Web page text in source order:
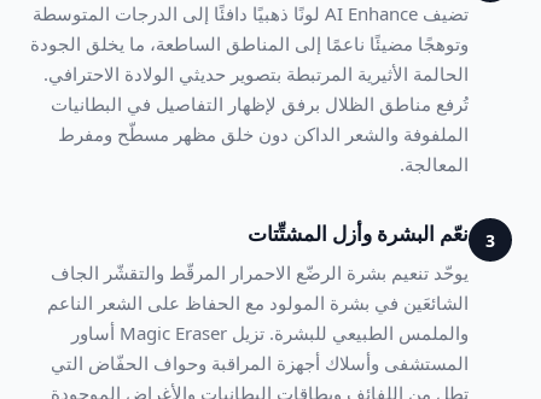
تضيف AI Enhance لونًا ذهبيًا دافئًا إلى الدرجات المتوسطة
وتوهجًا مضيئًا ناعمًا إلى المناطق الساطعة، ما يخلق الجودة
الحالمة الأثيرية المرتبطة بتصوير حديثي الولادة الاحترافي.
تُرفع مناطق الظلال برفق لإظهار التفاصيل في البطانيات
الملفوفة والشعر الداكن دون خلق مظهر مسطّح ومفرط
المعالجة.
3 نعّم البشرة وأزل المشتِّتات
يوحّد تنعيم بشرة الرضّع الاحمرار المرقّط والتقشّر الجاف
الشائعَين في بشرة المولود مع الحفاظ على الشعر الناعم
والملمس الطبيعي للبشرة. تزيل Magic Eraser أساور
المستشفى وأسلاك أجهزة المراقبة وحواف الحفّاض التي
تطل من اللفائف وبطاقات البطانيات والأغراض الموجودة